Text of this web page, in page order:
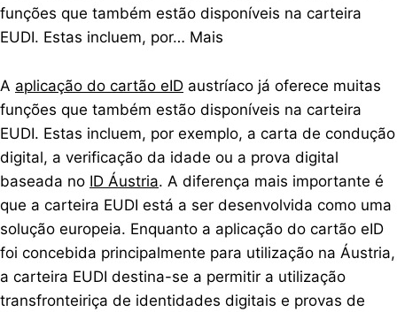
funções que também estão disponíveis na carteira
EUDI. Estas incluem, por… Mais
A aplicação do cartão eID austríaco já oferece muitas
funções que também estão disponíveis na carteira
EUDI. Estas incluem, por exemplo, a carta de condução
digital, a verificação da idade ou a prova digital
baseada no ID Áustria. A diferença mais importante é
que a carteira EUDI está a ser desenvolvida como uma
solução europeia. Enquanto a aplicação do cartão eID
foi concebida principalmente para utilização na Áustria,
a carteira EUDI destina-se a permitir a utilização
transfronteiriça de identidades digitais e provas de